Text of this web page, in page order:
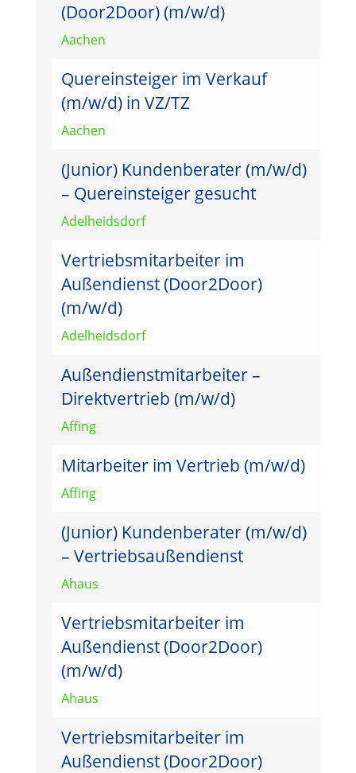
(Door2Door) (m/w/d)
Aachen
Quereinsteiger im Verkauf
(m/w/d) in VZ/TZ
Aachen
(Junior) Kundenberater (m/w/d)
– Quereinsteiger gesucht
Adelheidsdorf
Vertriebsmitarbeiter im
Außendienst (Door2Door)
(m/w/d)
Adelheidsdorf
Außendienstmitarbeiter –
Direktvertrieb (m/w/d)
Affing
Mitarbeiter im Vertrieb (m/w/d)
Affing
(Junior) Kundenberater (m/w/d)
– Vertriebsaußendienst
Ahaus
Vertriebsmitarbeiter im
Außendienst (Door2Door)
(m/w/d)
Ahaus
Vertriebsmitarbeiter im
Außendienst (Door2Door)